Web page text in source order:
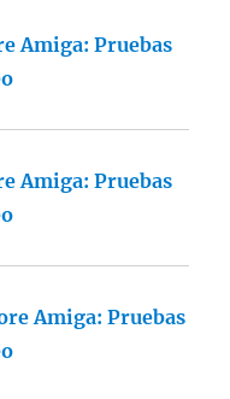
Amiga: Pruebas
Amiga: Pruebas
Amiga: Pruebas